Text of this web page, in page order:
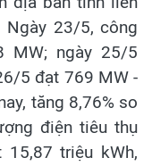
23/5, công
MW; ngày 25/5
5 đạt 769 MW -
tăng 8,76% so
điện tiêu thụ
triệu kWh,